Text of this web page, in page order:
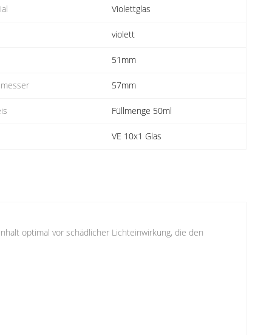
Violettglas
violett
51mm
57mm
Füllmenge 50ml
VE 10x1 Glas
optimal vor schädlicher Lichteinwirkung, die den